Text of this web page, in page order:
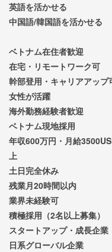
英語を活かせる
中国語/韓国語を活かせる
ベトナム在住者歓迎
在宅・リモートワーク可
幹部登用・キャリアアップ
女性が活躍
海外勤務経験者歓迎
ベトナム現地採用
年収600万円・月給
上
土日完全休み
残業月20時間以内
業界未経験可
積極採用（2名以上募集）
スタートアップ・成長企業
日系グローバル企業